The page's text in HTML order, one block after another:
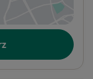
w nowej karcie